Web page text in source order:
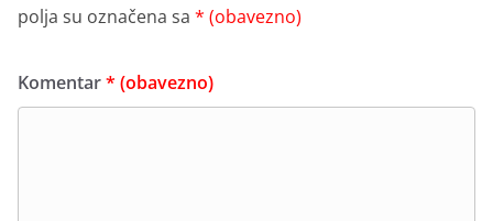
polja su označena sa * (obavezno)
Komentar* (obavezno)